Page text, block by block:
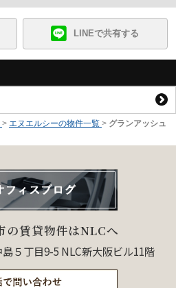
LINEで共有する
> エヌエルシーの物件一覧 > グランアッシュ
の賃貸物件はNLCへ
５丁目9-5 NLC新大阪ビル11階